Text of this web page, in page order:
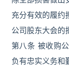
充分有效的履约
公司股东大会的
第八条 被收购
负有忠实义务和